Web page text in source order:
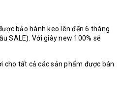
bảo hành keo lên đến 6 tháng
SALE). Với giày new 100% sẽ
cho tất cả các sản phẩm được bán